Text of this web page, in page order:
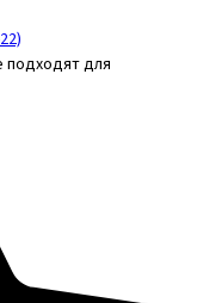
подходят для